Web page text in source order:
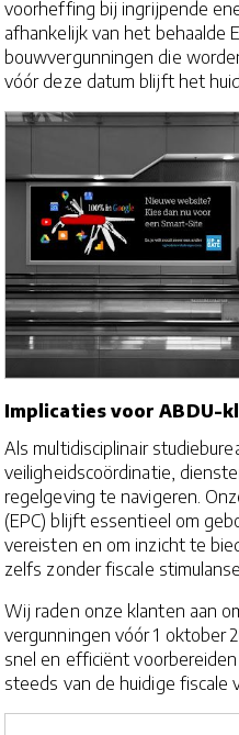
voorheffing bij ingrijpende
afhankelijk van het behaalde
bouwvergunningen die
vóór deze datum blijft het
Implicaties voor ABDU-
Als multidisciplinair
veiligheidscoördinatie,
regelgeving te navigeren.
(EPC) blijft essentieel om
vereisten en om inzicht te
zelfs zonder fiscale
Wij raden onze klanten aan
vergunningen vóór 1 oktober
snel en efficiënt
steeds van de huidige fiscale